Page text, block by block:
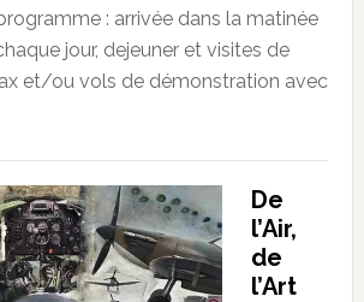
: arrivée dans la matinée
jour, dejeuner et visites de
et/ou vols de démonstration avec
De
l’Air,
de
l’Art